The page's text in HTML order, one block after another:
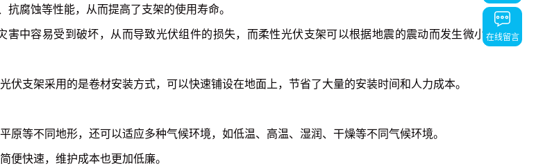
腐蚀等性能，从而提高了支架的使用寿命。
中容易受到破坏，从而导致光伏组件的损失，而柔性光伏支架可以根据地震的震动而发生微小的形
支架采用的是卷材安装方式，可以快速铺设在地面上，节省了大量的安装时间和人力成本。
等不同地形，还可以适应多种气候环境，如低温、高温、湿润、干燥等不同气候环境。
便快速，维护成本也更加低廉。
在线留言